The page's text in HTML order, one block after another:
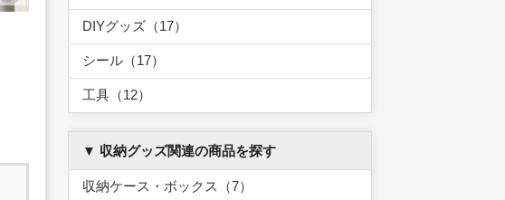
DIYグッズ（17）
シール（17）
工具（12）
▼ 収納グッズ関連の商品を探す
収納ケース・ボックス（7）